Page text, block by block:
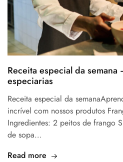
Receita especial da
especiarias
Receita especial da
incrível com nossos produtos
Ingredientes: 2 peitos de frango
de sopa…
Read more